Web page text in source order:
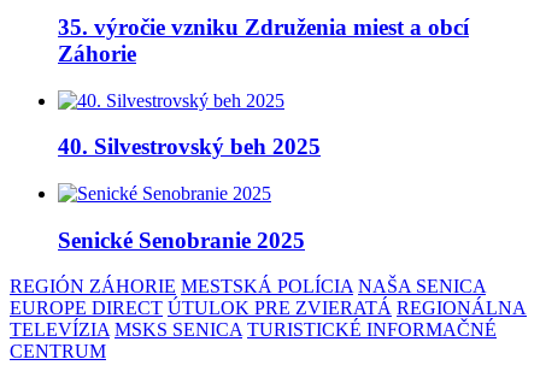
35. výročie vzniku Združenia miest a obcí
Záhorie
40. Silvestrovský beh 2025
Senické Senobranie 2025
REGIÓN ZÁHORIE MESTSKÁ POLÍCIA NAŠA SENICA
EUROPE DIRECT ÚTULOK PRE ZVIERATÁ REGIONÁLNA
TELEVÍZIA MSKS SENICA TURISTICKÉ INFORMAČNÉ
CENTRUM